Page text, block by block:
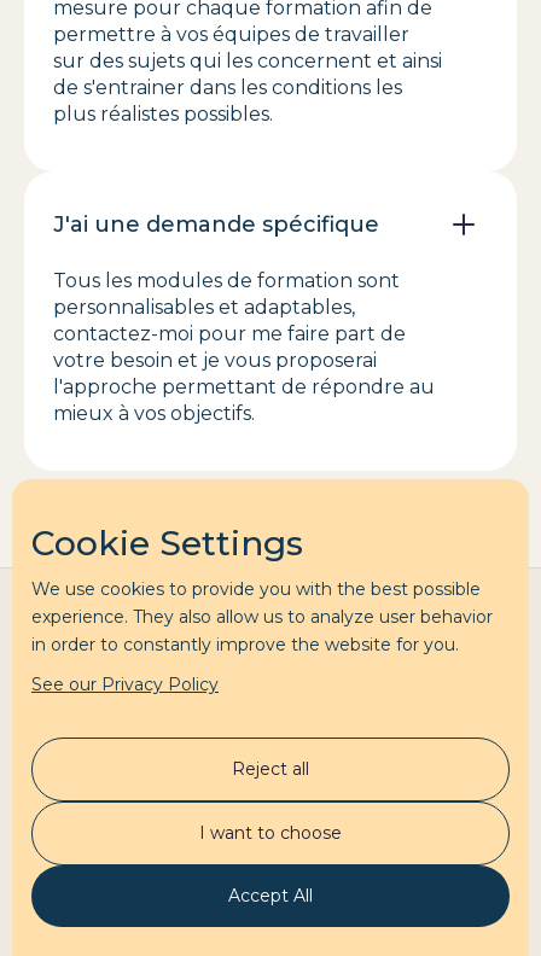
mesure pour chaque formation afin de
permettre à vos équipes de travailler
sur des sujets qui les concernent et ainsi
de s'entrainer dans les conditions les
plus réalistes possibles.
J'ai une demande spécifique
Tous les modules de formation sont
personnalisables et adaptables,
contactez-moi pour me faire part de
votre besoin et je vous proposerai
l'approche permettant de répondre au
mieux à vos objectifs.
Accompagnement
Mon podcast
Test préparation
À propos
Contact
Contactez-moi
Cookie Settings
We use cookies to provide you with the best possible
experience. They also allow us to analyze user behavior
in order to constantly improve the website for you.
See our Privacy Policy
Reject all
I want to choose
Accept All